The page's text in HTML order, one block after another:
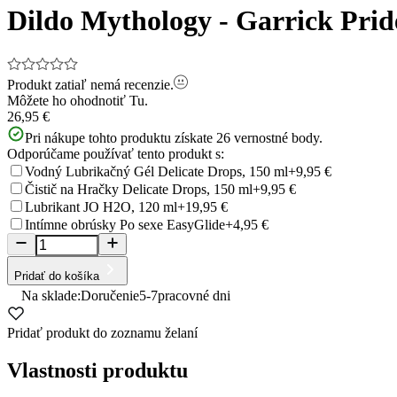
Dildo Mythology - Garrick
Produkt zatiaľ nemá recenzie.
Môžete ho ohodnotiť Tu.
26,95 €
Pri nákupe tohto produktu získate 26 vernostné body.
Odporúčame používať tento produkt s:
Vodný Lubrikačný Gél Delicate Drops, 150 ml+9,95 €
Čistič na Hračky Delicate Drops, 150 ml+9,95 €
Lubrikant JO H2O, 120 ml+19,95 €
Intímne obrúsky Po sexe EasyGlide+4,95 €
Pridať do košíka
Na sklade:Doručenie5-7pracovné dni
Pridať produkt do zoznamu želaní
Vlastnosti produktu